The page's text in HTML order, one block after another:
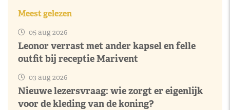
Meest gelezen
05 aug 2026
Leonor verrast met ander kapsel en felle
outfit bij receptie Marivent
03 aug 2026
Nieuwe lezersvraag: wie zorgt er eigenlijk
voor de kleding van de koning?